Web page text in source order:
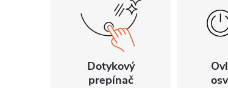
Dotykový
prepínač